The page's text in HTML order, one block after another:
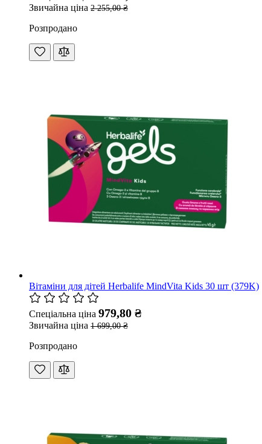
Звичайна ціна 2 255,00 ₴
Розпродано
Вітаміни для дітей Herbalife MindVita Kids 30 шт (379K)
Спеціальна ціна 979,80 ₴
Звичайна ціна 1 699,00 ₴
Розпродано